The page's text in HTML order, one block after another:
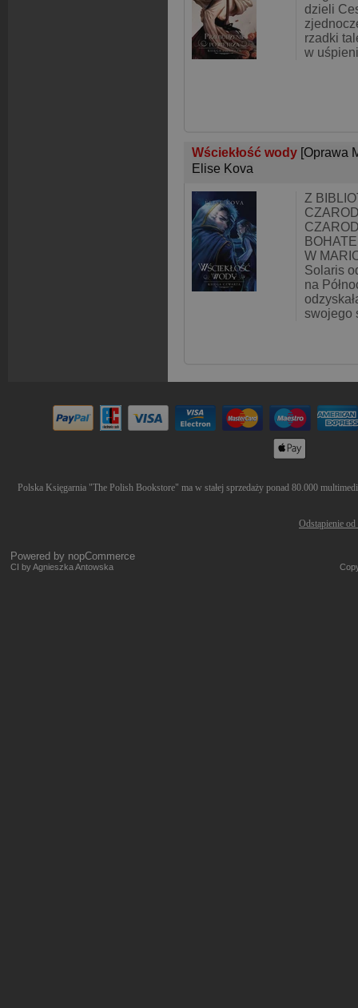
dzieli
rzadki
w
Wściekłość wody [Oprawa
Elise Kova
Z
W
Solaris
na
swojego
Polska Księgarnia "The Polish Bookstore" ma w stałej sprzedaży ponad 80.000
Odstąpienie
Powered by nopCommerce
CI by Agnieszka Antowska